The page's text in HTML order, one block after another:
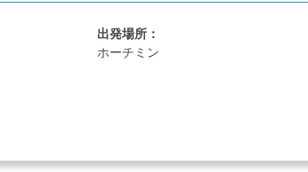
出発場所：
ホーチミン